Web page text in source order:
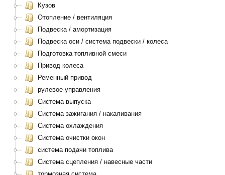
Кузов
Отопление / вентиляция
Подвеска / амортизация
Подвеска оси / система подвески / колеса
Подготовка топливной смеси
Привод колеса
Ременный привод
рулевое управления
Система выпуска
Система зажигания / накаливания
Система охлаждения
Система очистки окон
система подачи топлива
Система сцепления / навесные части